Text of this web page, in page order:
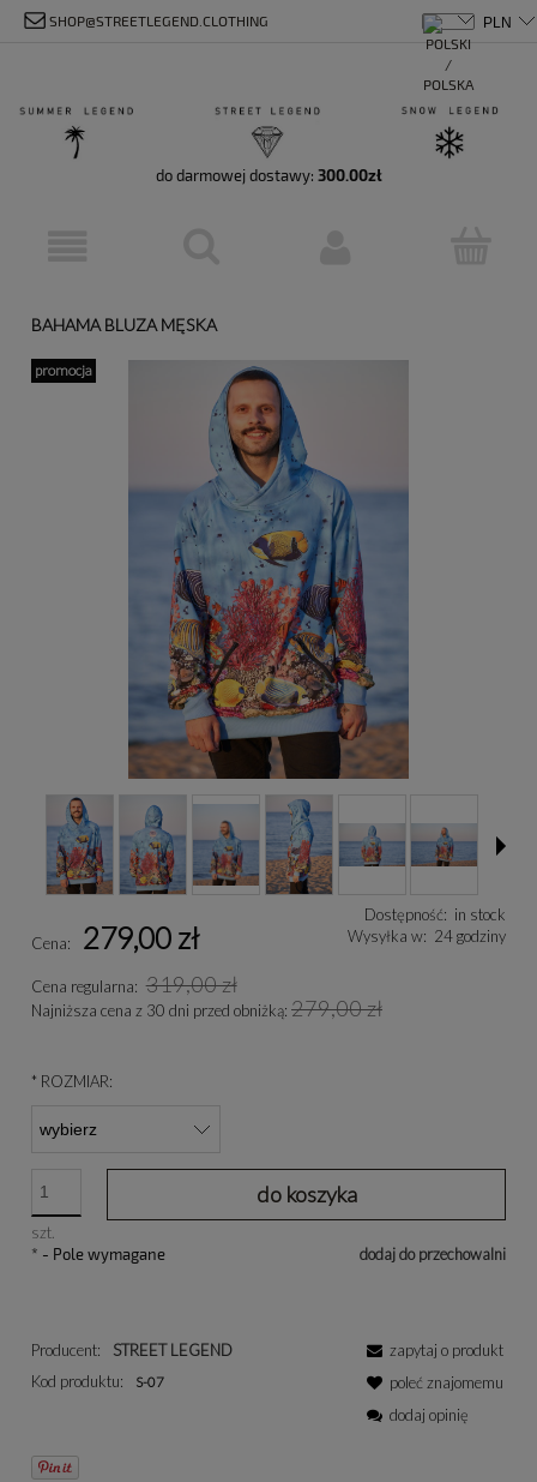
SHOP@STREETLEGEND.CLOTHING
do darmowej dostawy: 300.00zł
BAHAMA BLUZA MĘSKA
promocja
Dostępność: in stock
Wysyłka w: 24 godziny
Cena: 279,00 zł
Cena regularna: 319,00 zł
Najniższa cena z 30 dni przed obniżką: 279,00 zł
* ROZMIAR:
szt.
do koszyka
dodaj do przechowalni
* - Pole wymagane
Producent:
STREET LEGEND
Kod produktu:
S-07
zapytaj o produkt
poleć znajomemu
dodaj opinię